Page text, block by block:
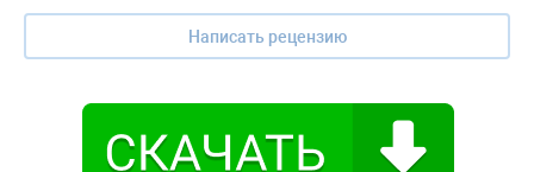
Написать рецензию